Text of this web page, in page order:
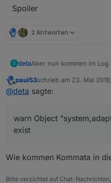
Spoiler
2 Antworten
D detaAber nun kommen im Log
Spoiler
Offline
paul53schrieb am 23. Mai
zuletzt editiert von
@deta sagte:
warn Object
exist
Wie kommen Kommata in
Bitte verzichtet auf Chat-